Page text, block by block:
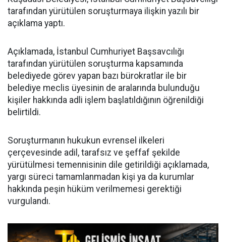
tarafından yürütülen soruşturmaya ilişkin yazılı bir
açıklama yaptı.
Açıklamada, İstanbul Cumhuriyet Başsavcılığı
tarafından yürütülen soruşturma kapsamında
belediyede görev yapan bazı bürokratlar ile bir
belediye meclis üyesinin de aralarında bulunduğu
kişiler hakkında adli işlem başlatıldığının öğrenildiği
belirtildi.
Soruşturmanın hukukun evrensel ilkeleri
çerçevesinde adil, tarafsız ve şeffaf şekilde
yürütülmesi temennisinin dile getirildiği açıklamada,
yargı süreci tamamlanmadan kişi ya da kurumlar
hakkında peşin hüküm verilmemesi gerektiği
vurgulandı.